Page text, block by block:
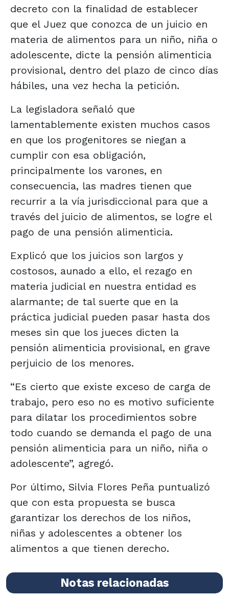
decreto con la finalidad de establecer
que el Juez que conozca de un juicio en
materia de alimentos para un niño, niña o
adolescente, dicte la pensión alimenticia
provisional, dentro del plazo de cinco días
hábiles, una vez hecha la petición.
La legisladora señaló que
lamentablemente existen muchos casos
en que los progenitores se niegan a
cumplir con esa obligación,
principalmente los varones, en
consecuencia, las madres tienen que
recurrir a la vía jurisdiccional para que a
través del juicio de alimentos, se logre el
pago de una pensión alimenticia.
Explicó que los juicios son largos y
costosos, aunado a ello, el rezago en
materia judicial en nuestra entidad es
alarmante; de tal suerte que en la
práctica judicial pueden pasar hasta dos
meses sin que los jueces dicten la
pensión alimenticia provisional, en grave
perjuicio de los menores.
“Es cierto que existe exceso de carga de
trabajo, pero eso no es motivo suficiente
para dilatar los procedimientos sobre
todo cuando se demanda el pago de una
pensión alimenticia para un niño, niña o
adolescente”, agregó.
Por último, Silvia Flores Peña puntualizó
que con esta propuesta se busca
garantizar los derechos de los niños,
niñas y adolescentes a obtener los
alimentos a que tienen derecho.
Notas relacionadas